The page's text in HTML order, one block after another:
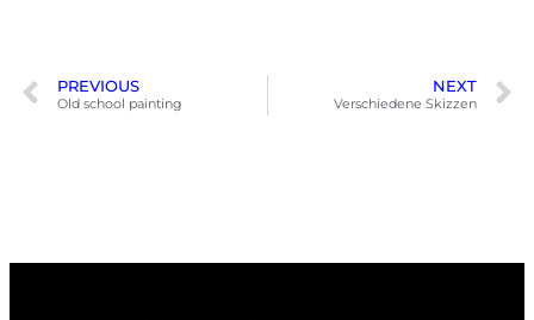
PREVIOUS
Old school painting
NEXT
Verschiedene Skizzen